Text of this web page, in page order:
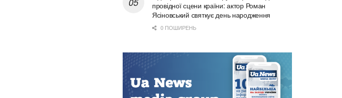
провідної сцени країни: актор Роман
Ясіновський святкує день народження
0 ПОШИРЕНЬ